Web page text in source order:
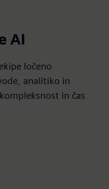
AI
ločeno
analitiko in
in čas